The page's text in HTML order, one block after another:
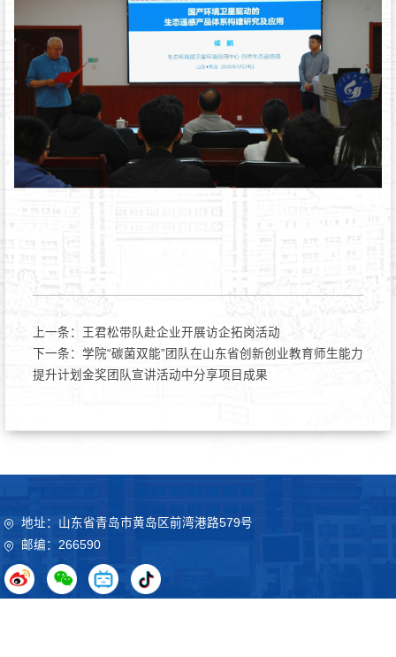
上一条：
王君松带队赴企业开展访企拓岗活动
下一条： 学院“碳菌双能”团队在山东省创新创业教育师生能力
提升计划金奖团队宣讲活动中分享项目成果
地址：山东省青岛市黄岛区前湾港路579号
邮编：266590